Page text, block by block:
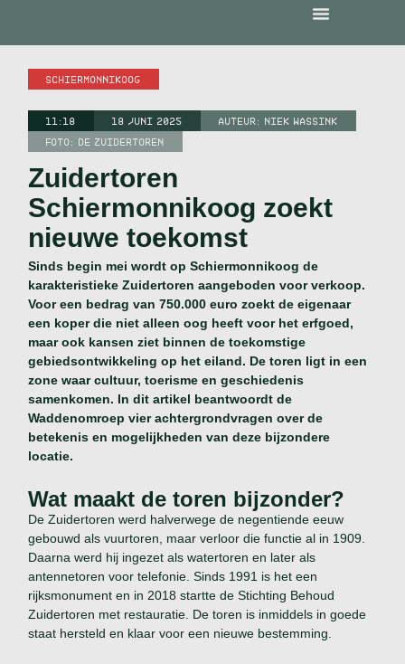
SCHIERMONNIKOOG
11:18 18 JUNI 2025 AUTEUR:NIEK WASSINK
FOTO: DE ZUIDERTOREN
Zuidertoren
Schiermonnikoog zoekt
nieuwe toekomst
Sinds begin mei wordt op Schiermonnikoog de
karakteristieke Zuidertoren aangeboden voor verkoop.
Voor een bedrag van 750.000 euro zoekt de eigenaar
een koper die niet alleen oog heeft voor het erfgoed,
maar ook kansen ziet binnen de toekomstige
gebiedsontwikkeling op het eiland. De toren ligt in een
zone waar cultuur, toerisme en geschiedenis
samenkomen. In dit artikel beantwoordt de
Waddenomroep vier achtergrondvragen over de
betekenis en mogelijkheden van deze bijzondere
locatie.
Wat maakt de toren bijzonder?
De Zuidertoren werd halverwege de negentiende eeuw
gebouwd als vuurtoren, maar verloor die functie al in 1909.
Daarna werd hij ingezet als watertoren en later als
antennetoren voor telefonie. Sinds 1991 is het een
rijksmonument en in 2018 startte de Stichting Behoud
Zuidertoren met restauratie. De toren is inmiddels in goede
staat hersteld en klaar voor een nieuwe bestemming.